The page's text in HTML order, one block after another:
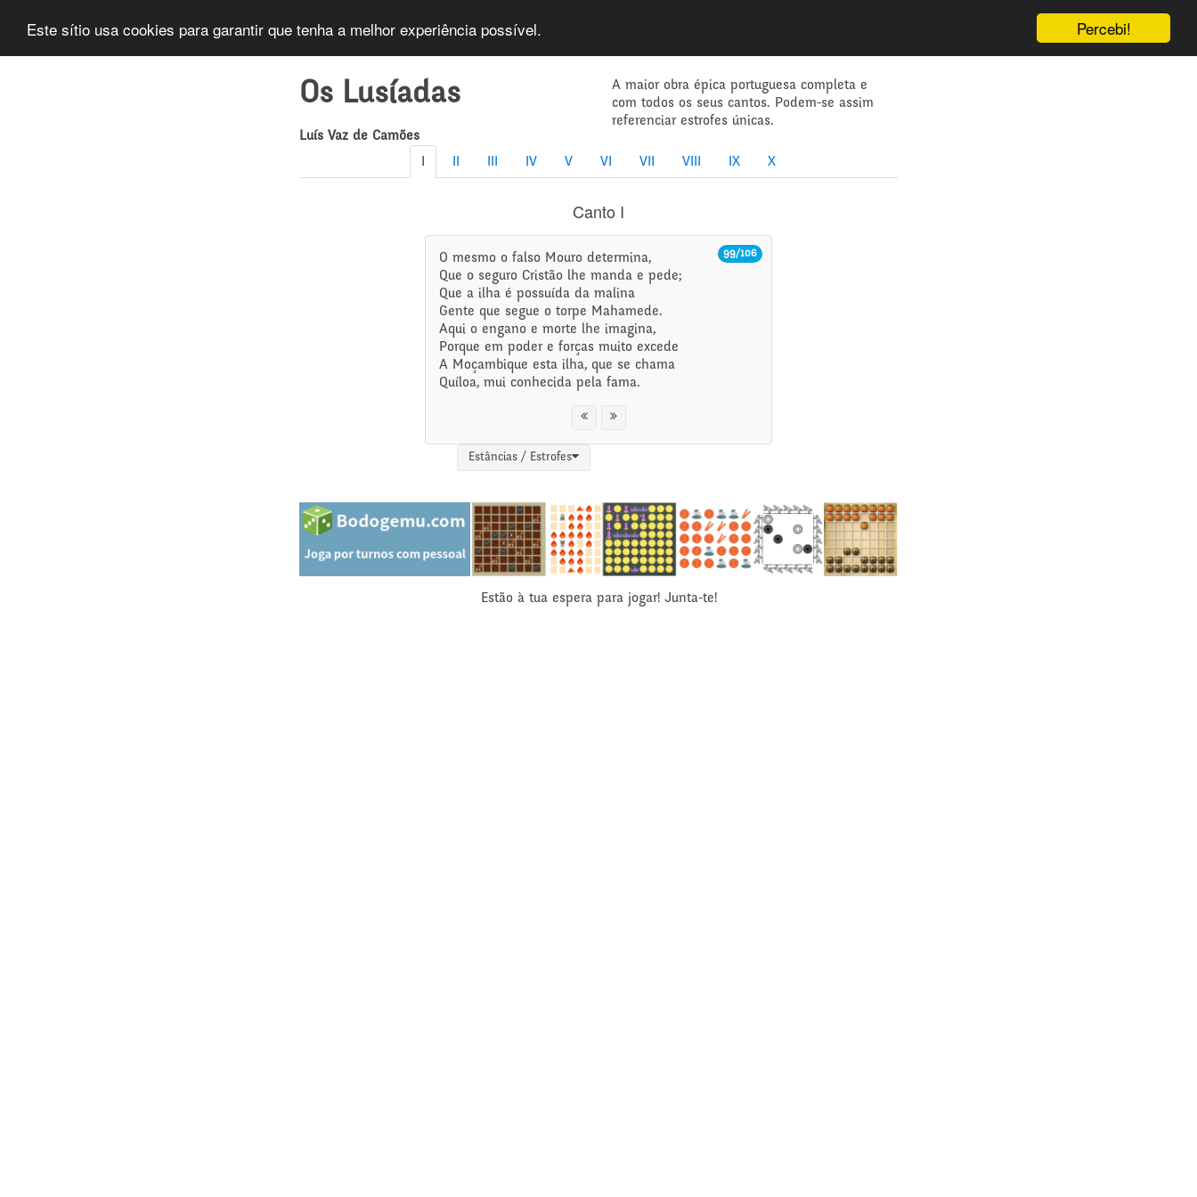
Percebi!
Este sítio usa cookies para garantir que tenha a melhor experiência possível.
Os Lusíadas
Luís Vaz de Camões
A maior obra épica portuguesa completa e
com todos os seus cantos. Podem-se assim
referenciar estrofes únicas.
IV V VI VII VIII IX X
Canto I
99/106
O mesmo o falso Mouro determina,
Que o seguro Cristão lhe manda e pede;
Que a ilha é possuída da malina
Gente que segue o torpe Mahamede.
Aqui o engano e morte lhe imagina,
Porque em poder e forças muito excede
A Moçambique esta ilha, que se chama
Quíloa, mui conhecida pela fama.
Estâncias / Estrofes
Estão à tua espera para jogar! Junta-te!